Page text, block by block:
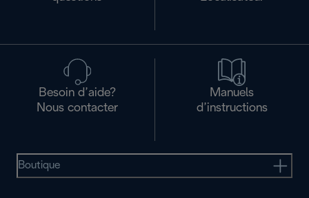
Besoin d’aide?
Nous contacter
Manuels
d’instructions
Boutique